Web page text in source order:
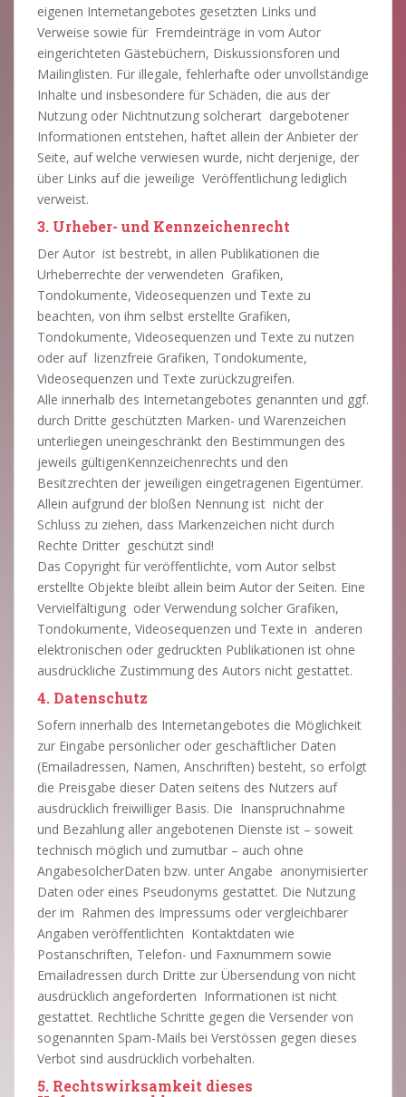
eigenen Internetangebotes gesetzten Links und
Verweise sowie für Fremdeinträge in vom Autor
eingerichteten Gästebüchern, Diskussionsforen und
Mailinglisten. Für illegale, fehlerhafte oder unvollständige
Inhalte und insbesondere für Schäden, die aus der
Nutzung oder Nichtnutzung solcherart dargebotener
Informationen entstehen, haftet allein der Anbieter der
Seite, auf welche verwiesen wurde, nicht derjenige, der
über Links auf die jeweilige Veröffentlichung lediglich
verweist.
3. Urheber- und Kennzeichenrecht
Der Autor ist bestrebt, in allen Publikationen die
Urheberrechte der verwendeten Grafiken,
Tondokumente, Videosequenzen und Texte zu
beachten, von ihm selbst erstellte Grafiken,
Tondokumente, Videosequenzen und Texte zu nutzen
oder auf lizenzfreie Grafiken, Tondokumente,
Videosequenzen und Texte zurückzugreifen.
Alle innerhalb des Internetangebotes genannten und ggf.
durch Dritte geschützten Marken- und Warenzeichen
unterliegen uneingeschränkt den Bestimmungen des
jeweils gültigenKennzeichenrechts und den
Besitzrechten der jeweiligen eingetragenen Eigentümer.
Allein aufgrund der bloßen Nennung ist nicht der
Schluss zu ziehen, dass Markenzeichen nicht durch
Rechte Dritter geschützt sind!
Das Copyright für veröffentlichte, vom Autor selbst
erstellte Objekte bleibt allein beim Autor der Seiten. Eine
Vervielfältigung oder Verwendung solcher Grafiken,
Tondokumente, Videosequenzen und Texte in anderen
elektronischen oder gedruckten Publikationen ist ohne
ausdrückliche Zustimmung des Autors nicht gestattet.
4. Datenschutz
Sofern innerhalb des Internetangebotes die Möglichkeit
zur Eingabe persönlicher oder geschäftlicher Daten
(Emailadressen, Namen, Anschriften) besteht, so erfolgt
die Preisgabe dieser Daten seitens des Nutzers auf
ausdrücklich freiwilliger Basis. Die Inanspruchnahme
und Bezahlung aller angebotenen Dienste ist – soweit
technisch möglich und zumutbar – auch ohne
AngabesolcherDaten bzw. unter Angabe anonymisierter
Daten oder eines Pseudonyms gestattet. Die Nutzung
der im Rahmen des Impressums oder vergleichbarer
Angaben veröffentlichten Kontaktdaten wie
Postanschriften, Telefon- und Faxnummern sowie
Emailadressen durch Dritte zur Übersendung von nicht
ausdrücklich angeforderten Informationen ist nicht
gestattet. Rechtliche Schritte gegen die Versender von
sogenannten Spam-Mails bei Verstössen gegen dieses
Verbot sind ausdrücklich vorbehalten.
5. Rechtswirksamkeit dieses